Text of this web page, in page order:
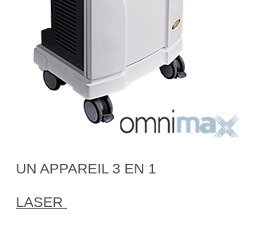
UN APPAREIL 3 EN 1
LASER